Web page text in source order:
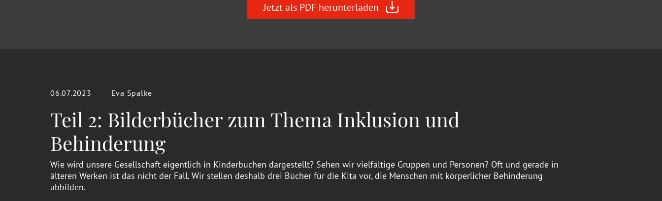
Jetzt als PDF herunterladen
06.07.2023 Eva Spalke
Teil 2: Bilderbücher zum Thema Inklusion und
Behinderung
Wie wird unsere Gesellschaft eigentlich in Kinderbüchen dargestellt? Sehen wir vielfältige Gruppen und Personen? Oft und gerade in
älteren Werken ist das nicht der Fall. Wir stellen deshalb drei Bücher für die Kita vor, die Menschen mit körperlicher Behinderung
abbilden.